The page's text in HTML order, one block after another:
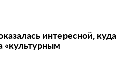
интересной, куда
«культурным